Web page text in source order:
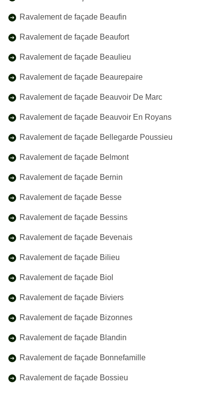
Ravalement de façade Beaufin
Ravalement de façade Beaufort
Ravalement de façade Beaulieu
Ravalement de façade Beaurepaire
Ravalement de façade Beauvoir De Marc
Ravalement de façade Beauvoir En Royans
Ravalement de façade Bellegarde Poussieu
Ravalement de façade Belmont
Ravalement de façade Bernin
Ravalement de façade Besse
Ravalement de façade Bessins
Ravalement de façade Bevenais
Ravalement de façade Bilieu
Ravalement de façade Biol
Ravalement de façade Biviers
Ravalement de façade Bizonnes
Ravalement de façade Blandin
Ravalement de façade Bonnefamille
Ravalement de façade Bossieu